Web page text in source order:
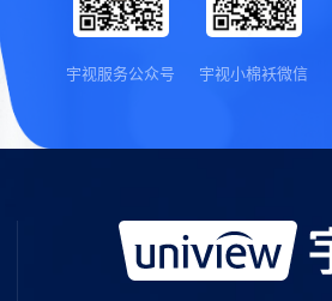
宇视服务公众号 宇视小棉袄微信